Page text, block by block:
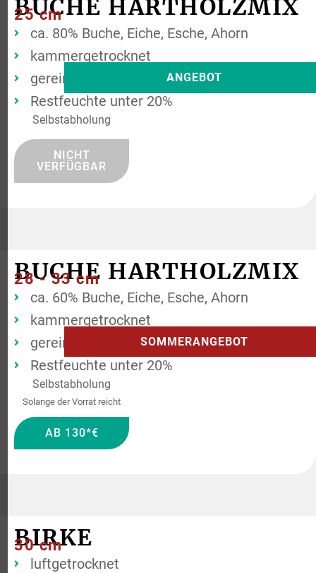
ANGEBOT
BUCHE HARTHOLZMIX
25 cm
ca. 80% Buche, Eiche, Esche, Ahorn
kammergetrocknet
gereinigt
Restfeuchte unter 20%
Selbstabholung
NICHT
VERFÜGBAR
SOMMERANGEBOT
BUCHE HARTHOLZMIX
28 - 33 cm
ca. 60% Buche, Eiche, Esche, Ahorn
kammergetrocknet
gereinigt
Restfeuchte unter 20%
Selbstabholung
Solange der Vorrat reicht
AB 130*€
BIRKE
30 cm
luftgetrocknet